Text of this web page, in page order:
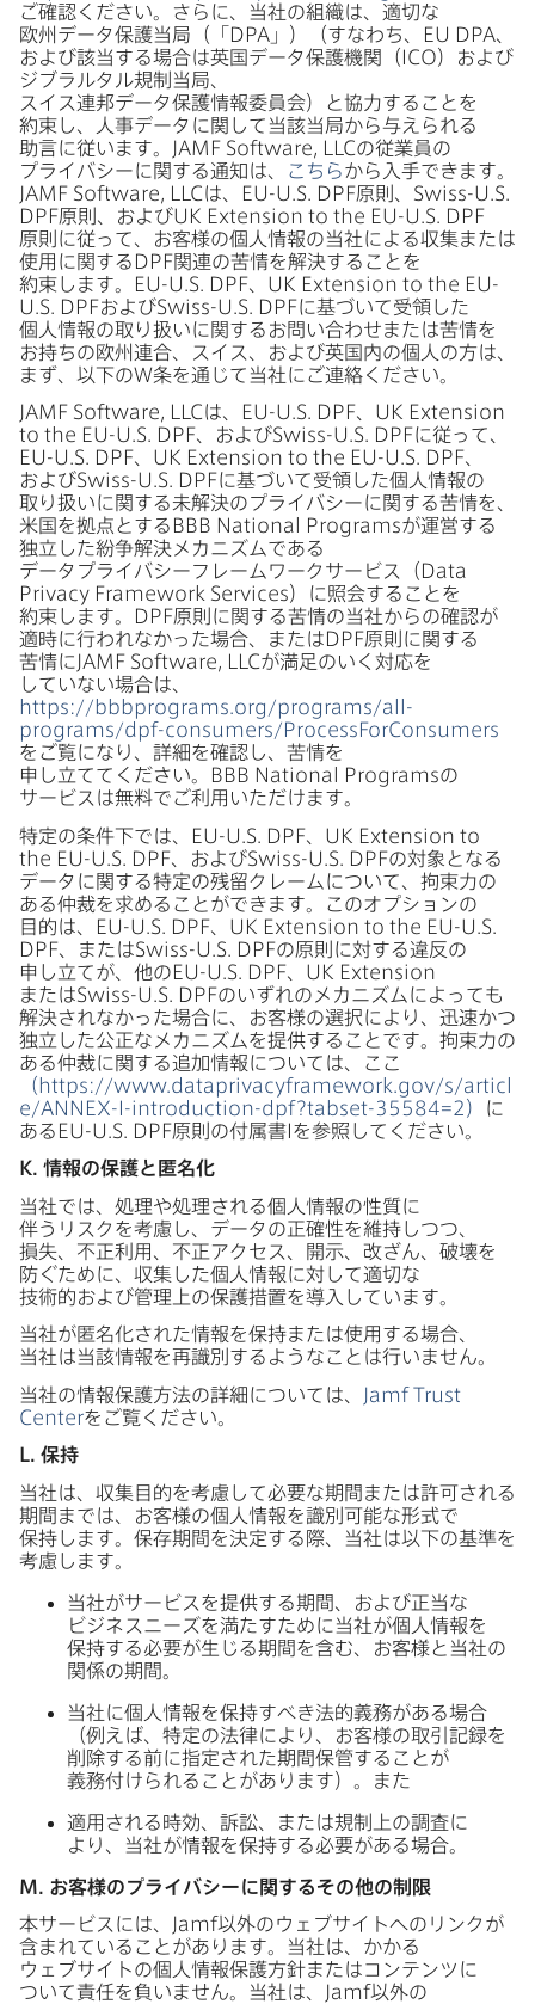
ご確認ください。​さらに、​当社の​組織は、​適切な​
欧州データ保護当局​（「 DPA 」）​（すな​わち、 EU DPA、​
および​該当する​場合は​英国データ保護機関​（ ICO）​および​
ジブラルタル規制当局、​
スイス連邦データ保護情報委員会）と​協力する​ことを​
約束し、​人事データに​関して​当該当局から​与えられる​
助言に​従います。
JAMF Software LLCの​従業員の​
プライバシーに​関する​通知は、
こちらから​入手できます。
JAMF Software
LLCは、 EU-U S DPF原則、 Swiss-U S
DPF原則、​およびUK Extension to the EU-U S
DPF
原則に​従って、​お客様の​個人情報の​当社に​よる​収集または​
使用に​関する DPF関連の​苦情を​解決する​ことを​
約束します。
EU-U S DPF、 UK Extension to the EU-
U S DPFおよびSwiss-U S DPFに​基づいて​受領した​
個人情報の​取り扱いに​関する​お問い​合わせまたは​苦情を​
お持ちの​欧州連合、​スイス、​および​英国内の​個人の​方は、​
まず、​以下のW条を​通じて​当社に​ご連絡ください。
JAMF Software, LLCは、 EU-U.S. DPF、 UK Extension
to the EU-U.S. DPF、​およびSwiss-U.S. DPFに​従って、
EU-U.S. DPF、 UK Extension to the EU-U.S. DPF、​
およびSwiss-U.S. DPFに​基づいて​受領した​個人情報の​
取り扱いに​関する​未解決の​プライバシーに​関する​苦情を、​
米国を​拠点と​する BBB National Programsが​運営する​
独立した​紛争解決メカニズムである​
データプライバシーフレームワークサービス​（ Data
Privacy Framework Services）に​照会する​ことを​
約束します。
DPF原則に​関する​苦情の​当社からの​確認が​
適時に​行われなかった​場合、​または DPF原則に​関する​
苦情に JAMF Software, LLCが​満足の​いく​対応を​
していない​場合は、
https://bbbprograms.org/programs/all-
programs/dpf-consumers/ ProcessForConsumers
を​ご覧に​なり、​詳細を​確認し、​苦情を​
申し立ててください。
BBB National Programsの​
サービスは​無料で​ご利用いただけます。
特定の​条件下では、
EU-U S DPF、 UK Extension to
the EU-U S DPF、​およびSwiss-U S DPFの​対象と​なる​
データに​関する​特定の​残留クレームに​ついて、​拘束力の​
ある​仲裁を​求める​ことができます。​この​オプションの​
目的は、
EU-U S DPF、 UK Extension to the EU-U S
DPF、​またはSwiss-U S DPFの​原則に​対する​違反の​
申し立てが、​他の EU-U S DPF、 UK Extension
またはSwiss-U S DPFの​いずれの​メカニズムに​よっても​
解決されなかった​場合に、​お客様の​選択に​より、​迅速かつ​
独立した​公正な​メカニズムを​提供する​ことです。​拘束力の​
ある​仲裁に​関する​追加情報に​ついては、​ここ
（ https://www. dataprivacyframework gov/s/articl
e/ANNEX-I-introduction-dpf?tabset-35584=2 ）
に​
ある EU-U S DPF原則の​付属書 を​参照してください。
K. 情報の​保護と​匿名化
当社では、​処理や​処理される​個人情​報の​性質に​
伴うリスクを​考慮し、​データの​正確性を​維持しつつ、​
損失、​不正利用、​不正アクセス、​開示、​改ざん、​破壊を​
防ぐ​ために、​収集した​個人情報に​対して​適切な​
技術的および​管理上の​保護措置を​導入しています。
当社が​匿名化された​情報を​保持または​使用する​場合、​
当社は​当該情報を​再識別するような​ことは​行いません。
当社の​情報保護方​法の​詳細に​ついては、
Jamf Trust
Centerを​ご覧ください。
L. 保持
当社は、​収集目的を​考慮して​必要な​期間または​許可される​
期間までは、​お客様の​個人情報を​識別可能な​形式で​
保持します。​保存期間を​決定する​際、​当社は​以下の​基準を​
考慮します。
当社が​サービスを​提供する​期間、​および​正当な​
ビジネスニーズを​満た​すために​当社が​個人情報を​
保持する​必要が​生じる​期間を​含む、​お客様と​当社の​
関係の​期間。
当社に​個人情報を​保持すべき法的義務が​ある​場合​
（例えば、​特定の​法律に​より、​お客様の​取引記録を​
削除する​前に​指定された​期間保管する​ことが​
義務付けられる​ことがあります）。​また
適用される​時効、​訴訟、​または​規制上の​調査に​
より、​当社が​情報を​保持する​必要が​ある​場合。
M. お客様の​プライバシーに​関する​その​他の​制限
本サービスには、
Jamf以外の​ウェブサイトへの​リンクが​
含まれている​ことがあります。​当社は、​かかる​
ウェブサイトの​個人情報保護方​針または​コンテンツに​
ついて​責任を​負いません。​当社は、
Jamf以外の​